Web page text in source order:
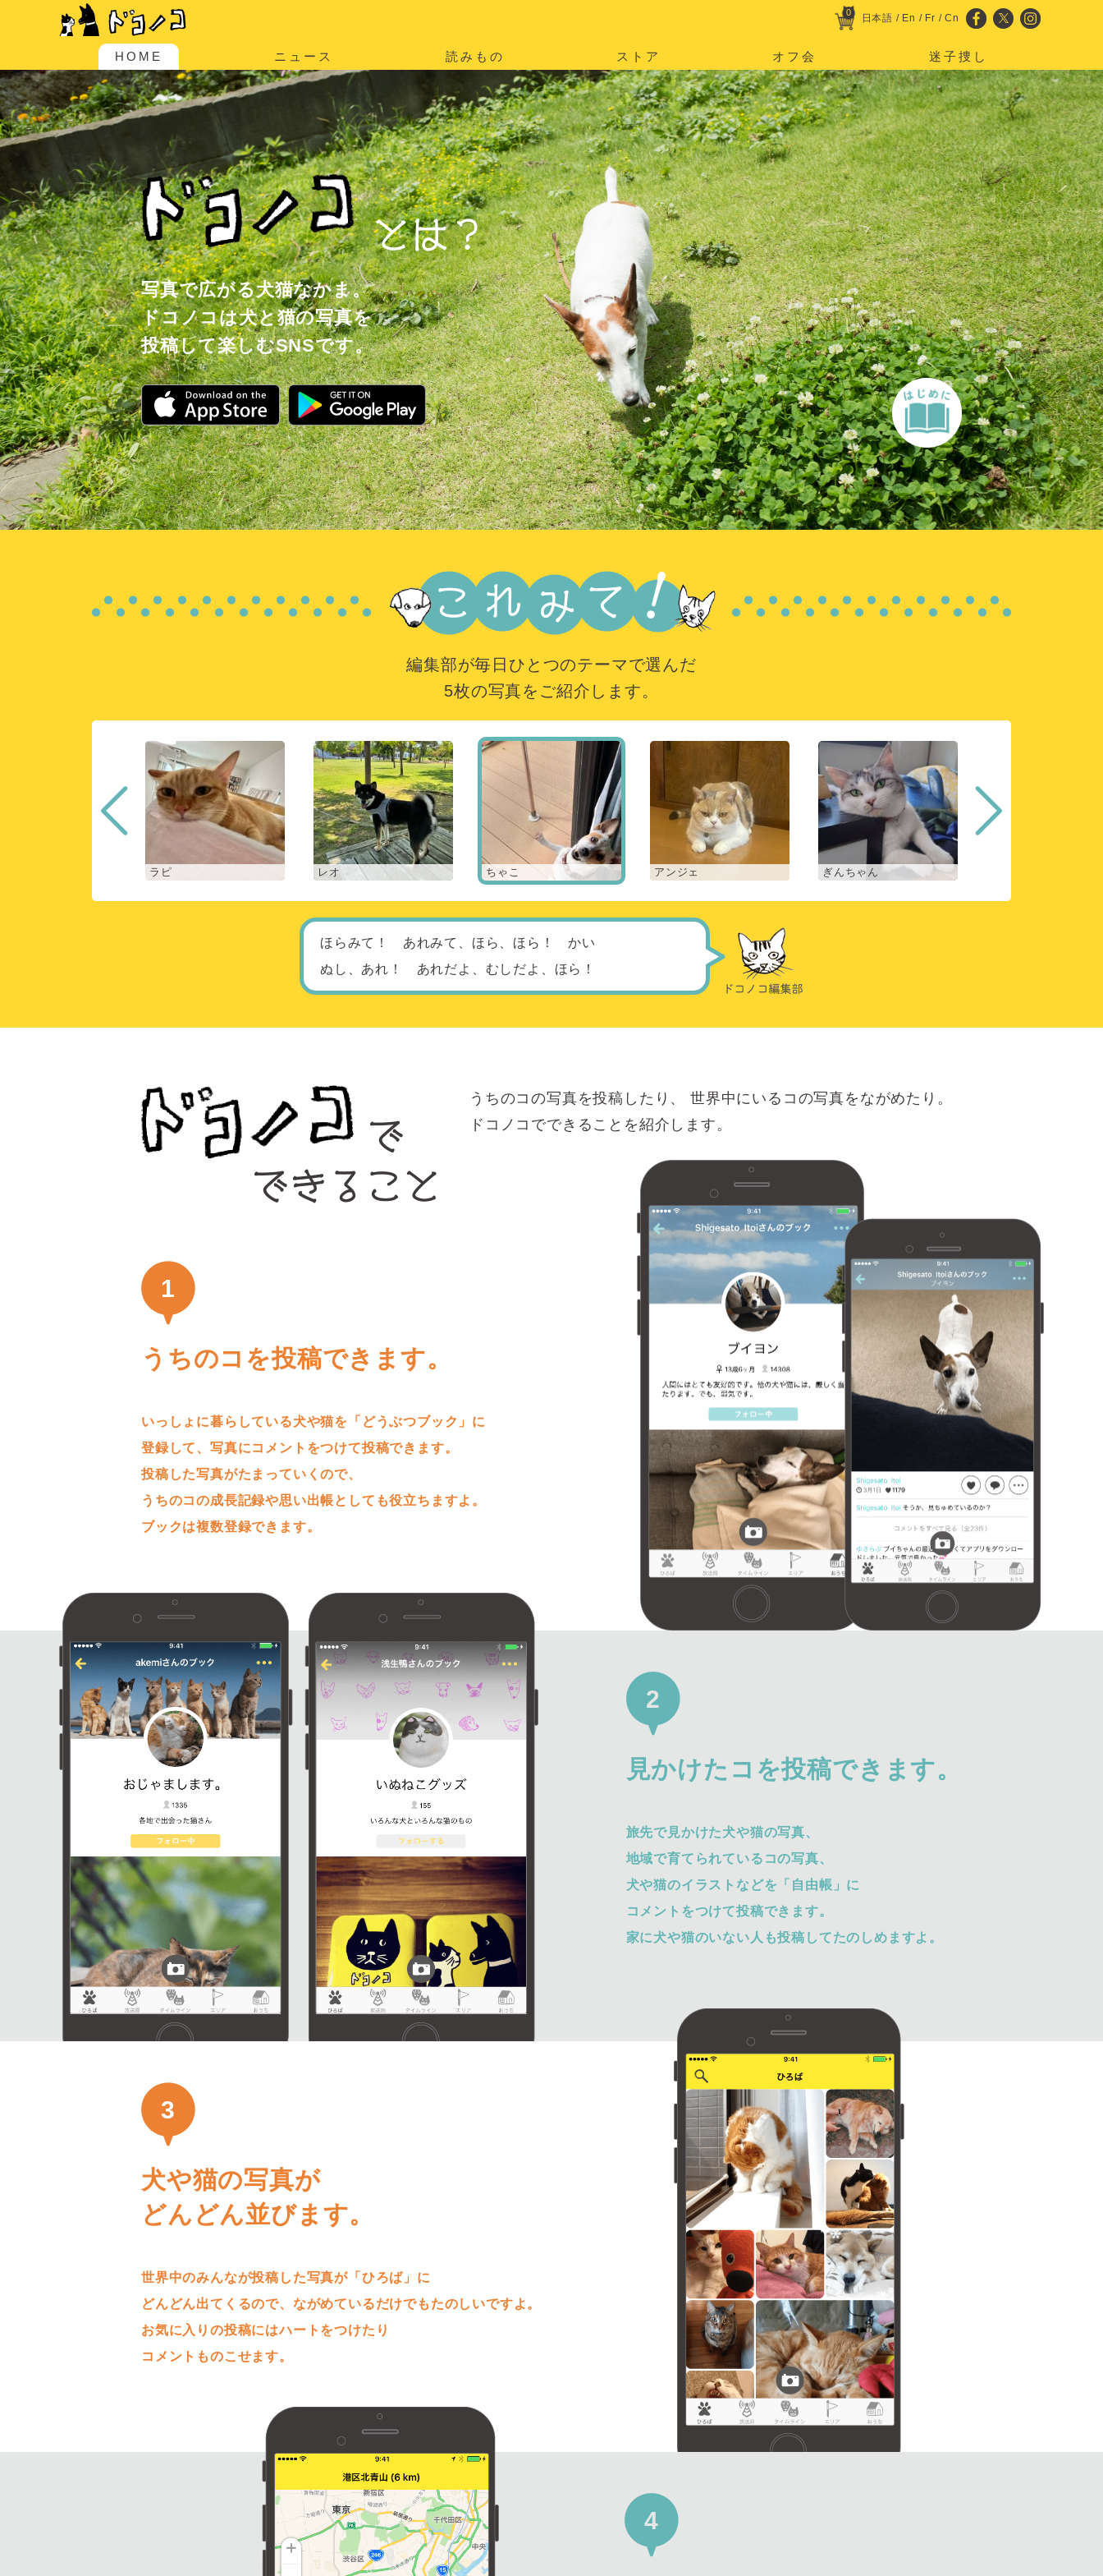
0 日本語 / En / Fr /Cn
HOME ニュース 読みもの ストア オフ会 迷子捜し
写真で広がる犬猫なかま。
ドコノコは犬と猫の写真を
投稿して楽しむSNSです。
編集部が毎日ひとつのテーマで選んだ
5枚の写真をご紹介します。
ラピ レオ ちゃこ アンジェ ぎんちゃん
ほらみて！ あれみて、ほら、ほら！ かい
ぬし、あれ！ あれだよ、むしだよ、ほら！
うちのコの写真を投稿したり、
世界中にいるコの写真をながめたり。
ドコノコでできることを紹介します。
1
うちのコを投稿できます。
いっしょに暮らしている犬や猫を「どうぶつブック」に
登録して、写真にコメントをつけて投稿できます。
投稿した写真がたまっていくので、
うちのコの成長記録や思い出帳としても役立ちますよ。
ブックは複数登録できます。
2
見かけたコを投稿できます。
旅先で見かけた犬や猫の写真、
地域で育てられているコの写真、
犬や猫のイラストなどを「自由帳」に
コメントをつけて投稿できます。
家に犬や猫のいない人も投稿してたのしめますよ。
3
犬や猫の写真が
どんどん並びます。
世界中のみんなが投稿した写真が「ひろば」に
どんどん出てくるので、ながめているだけでもたのしいですよ。
お気に入りの投稿にはハートをつけたり
コメントものこせます。
4